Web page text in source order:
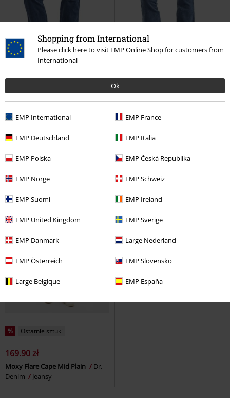
Shopping from International
Please click here to visit EMP Online Shop for customers from
International
Ok
EMP International EMP France
EMP Deutschland EMP Italia
EMP Polska EMP Česká Republika
EMP Norge EMP Schweiz
EMP Suomi EMP Ireland
EMP United Kingdom EMP Sverige
EMP Danmark Large Nederland
EMP Österreich EMP Slovensko
Large Belgique EMP España
Dixy straight Dr. Denim Moxy Flare
% Ostatnie sztuki
169.90 zł
Moxy Flare Cape Mid Plain
Dr.
Denim
Jeansy